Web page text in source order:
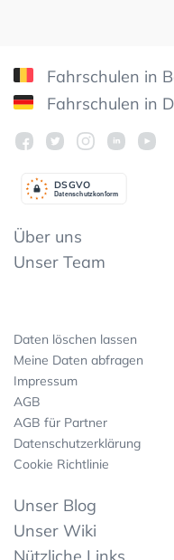
Fahrschulen in
Fahrschulen in
Datenschutzkonform
DSGVO
Über uns
Unser Team
Daten löschen lassen
Meine Daten abfragen
Impressum
AGB
AGB für Partner
Datenschutzerklärung
Cookie Richtlinie
Unser Blog
Unser Wiki